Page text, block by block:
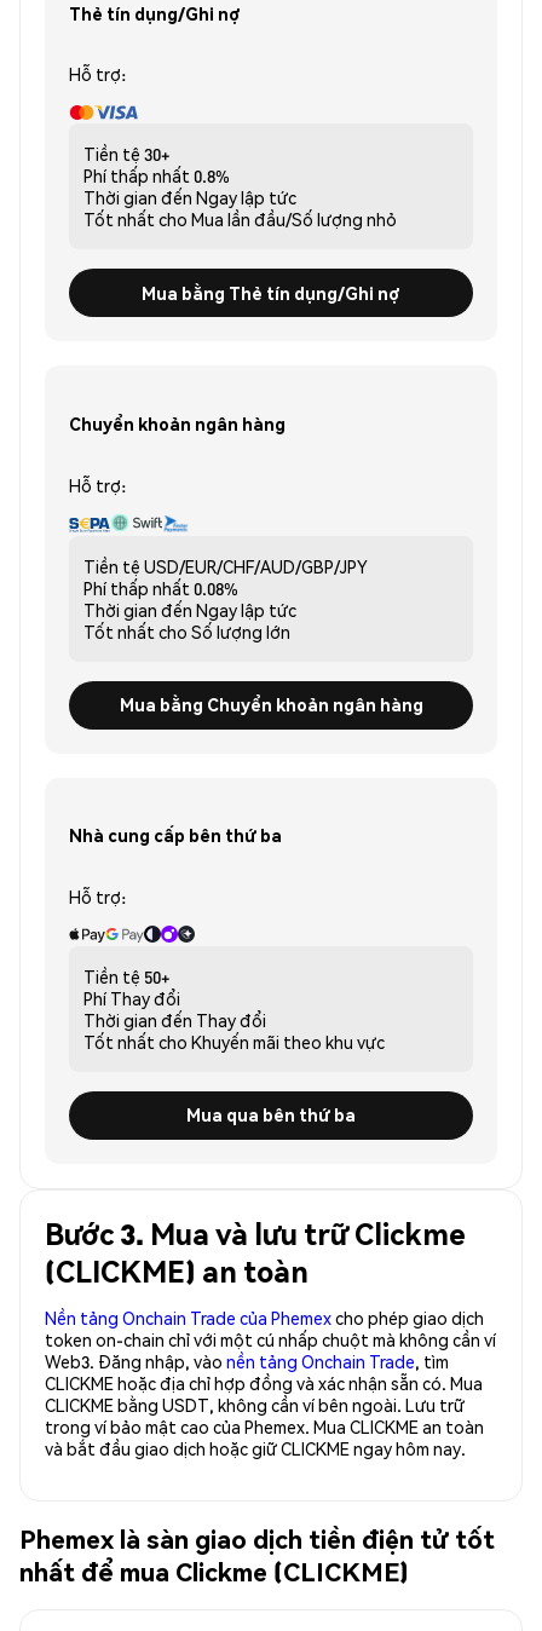
Thẻ tín dụng/Ghi nợ
Hỗ trợ:
Tiền tệ 30+
Phí thấp nhất 0.8%
Thời gian đến Ngay lập tức
Tốt nhất cho Mua lần đầu/Số lượng nhỏ
Mua bằng Thẻ tín dụng/Ghi nợ
Chuyển khoản ngân hàng
Hỗ trợ:
Tiền tệ USD/EUR/CHF/AUD/GBP/JPY
Phí thấp nhất 0.08%
Thời gian đến Ngay lập tức
Tốt nhất cho Số lượng lớn
Mua bằng Chuyển khoản ngân hàng
Nhà cung cấp bên thứ ba
Hỗ trợ:
Tiền tệ 50+
Phí Thay đổi
Thời gian đến Thay đổi
Tốt nhất cho Khuyến mãi theo khu vực
Mua qua bên thứ ba
Bước 3. Mua và lưu trữ Clickme
(CLICKME) an toàn
Nền tảng Onchain Trade của Phemexcho phép giao dịch
token on-chain chỉ với một cú nhấp chuột mà không cần ví
Web3. Đăng nhập, vào nền tảng Onchain Trade, tìm
CLICKME hoặc địa chỉ hợp đồng và xác nhận sẵn có. Mua
CLICKME bằng USDT, không cần ví bên ngoài. Lưu trữ
trong ví bảo mật cao của Phemex. Mua CLICKME an toàn
và bắt đầu giao dịch hoặc giữ CLICKME ngay hôm nay.
Phemex là sàn giao dịch tiền điện tử tốt
nhất để mua Clickme (CLICKME)